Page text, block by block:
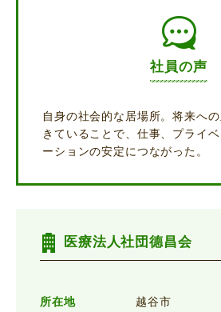
社員の声
自身の社会的な居場所。将来へ
きていることで、仕事、プライ
ーションの安定につながった。
医療法人社団德昌会
所在地 越谷市